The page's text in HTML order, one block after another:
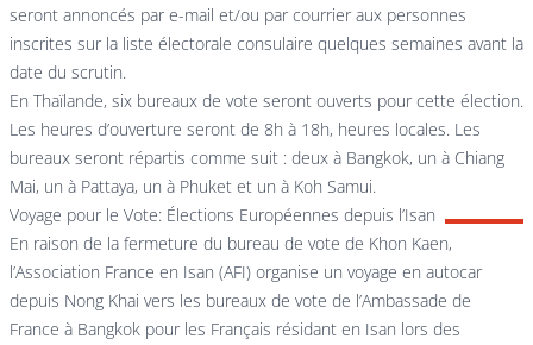
seront annoncés par e-mail et/ou par courrier aux personnes
inscrites sur la liste électorale consulaire quelques semaines avant la
date du scrutin.
En Thaïlande, six bureaux de vote seront ouverts pour cette élection.
Les heures d’ouverture seront de 8h à 18h, heures locales. Les
bureaux seront répartis comme suit : deux à Bangkok, un à Chiang
Mai, un à Pattaya, un à Phuket et un à Koh Samui.
Voyage pour le Vote: Élections Européennes depuis l’Isan
En raison de la fermeture du bureau de vote de Khon Kaen,
l’Association France en Isan (AFI) organise un voyage en autocar
depuis Nong Khai vers les bureaux de vote de l’Ambassade de
France à Bangkok pour les Français résidant en Isan lors des